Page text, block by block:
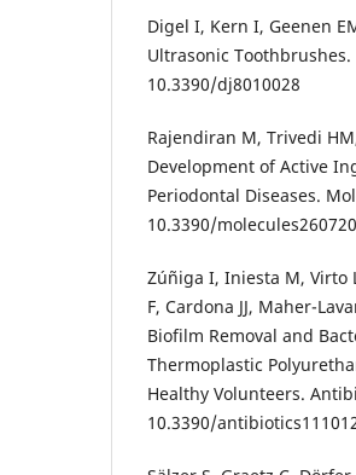
Digel I, Kern I, Geenen
Ultrasonic Toothbrushes.
10.3390/dj8010028
Rajendiran M, Trivedi
Development of Active
Periodontal Diseases.
10.3390/
Zúñiga I, Iniesta M, Virto
F, Cardona JJ, Maher-
Biofilm Removal and
Thermoplastic
Healthy Volunteers.
10.3390/